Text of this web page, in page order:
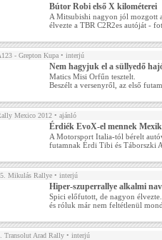
Bútor Robi első X kilométerei
A Mitsubishi nagyon jól mozgott
élvezte a TBR C2R2es autóját -
- Grepton Kupa • interjú
Nem hagyjuk el a süllyedő
Matics Misi Orfűn tesztelt.
Beszélt a versenyről, az első
Mexico 2012 • ajánló
Érdiék EvoX-el mennek
A Motorsport Italia-tól bérelt
futamnak Érdi Tibi és Táborszki
Mikulás Rallye • interjú
Hiper-szuperrallye alkalmi
Spici előfutott, de nagyon
és róluk már nem feltétlenül
Transolut Arad Rally • interjú